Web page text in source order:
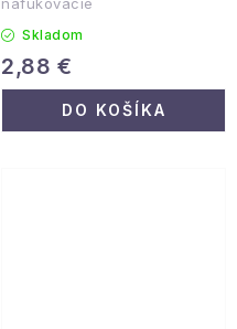
nafukovacie
Skladom
2,88 €
DO KOŠÍKA